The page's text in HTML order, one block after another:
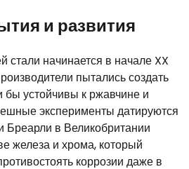
и развития
начинается в начале XX
пытались создать
устойчивы к ржавчине и
эксперименты датируются
Бреарли в Великобритании
железа и хрома, который
коррозии даже в